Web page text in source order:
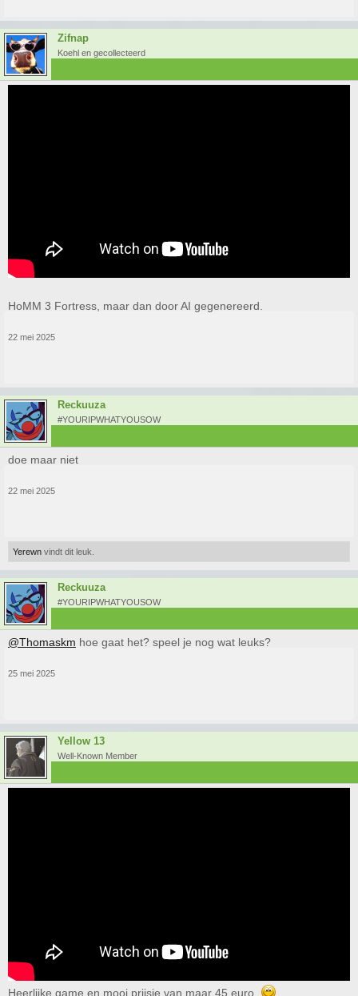
Zifnap
Koehl en gecollecteerd
HoMM 3 Fortress, maar dan door AI gegenereerd.
22 mei 2025
Reckuuza
#YOURIPWHATYOUSOW
doe maar niet
22 mei 2025
Yerewn vindt dit leuk.
Reckuuza
#YOURIPWHATYOUSOW
@Thomaskm hoe gaat het? speel je nog wat leuks?
25 mei 2025
Yellow 13
Well-Known Member
Heerlijke game en mooi prijsje van maar 45 euro.